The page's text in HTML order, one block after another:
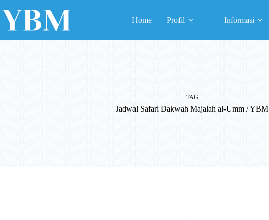
to
content
Home Profil Informasi
TAG
Jadwal Safari Dakwah Majalah al-Umm / YBM